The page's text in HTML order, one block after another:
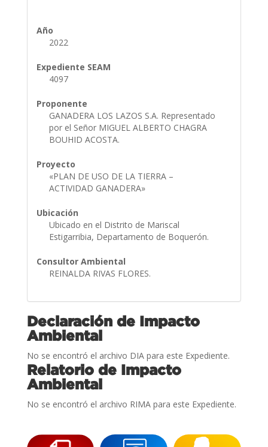
Año
2022
Expediente SEAM
4097
Proponente
GANADERA LOS LAZOS S.A. Representado
por el Señor MIGUEL ALBERTO CHAGRA
BOUHID ACOSTA.
Proyecto
«PLAN DE USO DE LA TIERRA –
ACTIVIDAD GANADERA»
Ubicación
Ubicado en el Distrito de Mariscal
Estigarribia, Departamento de Boquerón.
Consultor Ambiental
REINALDA RIVAS FLORES.
Declaración de Impacto
Ambiental
No se encontró el archivo DIA para este Expediente.
Relatorio de Impacto
Ambiental
No se encontró el archivo RIMA para este Expediente.